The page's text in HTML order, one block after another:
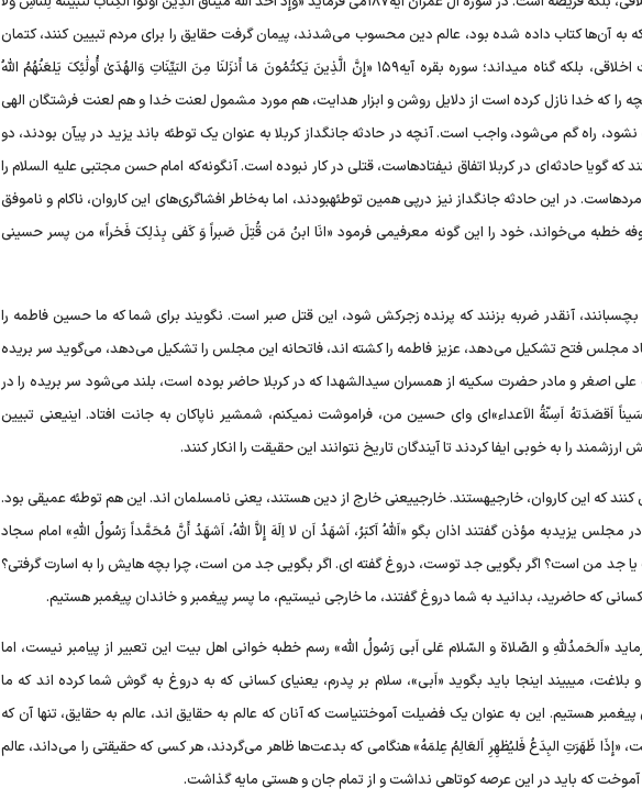
که به آن‌ها کتاب داده شده بود، عالم دین محسوب می‌شدند، پیمان گرفت حقایق را برای مردم تبیین کنند، کتمان
نکنند. قرآن کتمان حقایق را نه تنها یک رذیلت اخلاقی، بلکه گناه میداند؛ سوره بقره آیه۱۵۹ «إِنَّ الَّذِینَ یَکتُمُونَ مَا أَنزَلنَا مِنَ البَیِّنَاتِ وَالهُدَىٰ أُولَٰئِکَ یَلعَنُهُمُ اللَّهُ
را که خدا نازل کرده است از دلایل روشن و ابزار هدایت، هم مورد مشمول لعنت خدا و هم لعنت فرشتگان الهی
نشود، راه گم می‌شود، واجب است. آنچه در حادثه جانگداز کربلا به عنوان یک توطئه باند یزید در پیآن بودند، دو
گویا حادثه‌ای در کربلا اتفاق نیفتادهاست، قتلی در کار نبوده است. آنگونه‌که امام حسن مجتبی علیه السلام را
در این حادثه جانگداز نیز درپی همین توطئهبودند، اما به‌خاطر افشاگری‌های این کاروان، ناکام و ناموفق
خطبه می‌خواند، خود را این گونه معرفیمی فرمود «انَا ابنُ مَن قُتِلَ صَبراً وَ کَفی بِذلِکَ فَخراً» من پسر حسینی
آنقدر ضربه بزنند که پرنده زجرکش شود، این قتل صبر است. نگویند برای شما که ما حسین فاطمه را
مجلس فتح تشکیل می‌دهد، عزیز فاطمه را کشته اند، فاتحانه این مجلس را تشکیل می‌دهد، می‌گوید سر بریده
علی اصغر و مادر حضرت سکینه از همسران سیدالشهدا که در کربلا حاضر بوده است، بلند می‌شود سر بریده را در
اَقصَدَتهُ اَسِنّةُ الاَعداء»‌ای وای حسین من، فراموشت نمیکنم، شمشیر ناپاکان به جانت افتاد. اینیعنی تبیین
را به خوبی ایفا کردند تا آیندگان تاریخ نتوانند این حقیقت را انکار کنند.
که این کاروان، خارجیهستند. خارجییعنی خارج از دین هستند، یعنی نامسلمان اند. این هم توطئه عمیقی بود.
مجلس یزیدبه مؤذن گفتند اذان بگو «اَللّهُ اَکبَرُ، اَشهَدُ اَن لا اِلَهَ إِلاَّ اللّهُ، اَشهَدُ أَنَّ مُحَمَّداً رَسُولُ اللّهِ» امام سجاد
جد من است؟ اگر بگویی جد توست، دروغ گفته ای. اگر بگویی جد من است، چرا بچه هایش را به اسارت گرفتی؟
که حاضرید، بدانید به شما دروغ گفتند، ما خارجی نیستیم، ما پسر پیغمبر و خاندان پیغمبر هستیم.
«اَلحَمدُللهِ و الصّلاة و السّلام عَلی اَبی رَسُولُ الله» رسم خطبه خوانی اهل بیت این تعبیر از پیامبر نیست، اما
بلاغت، میبیند اینجا باید بگوید «اَبی»، سلام بر پدرم، یعنیای کسانی که به دروغ به گوش شما کرده اند که ما
هستیم. این به عنوان یک فضیلت آموختنیاست که آنان که عالم به حقایق اند، عالم به حقایق، تنها آن که
«إِذَا ظَهَرَتِ البِدَعُ فَلیُظهِرِ اَلعَالِمُ عِلمَهُ» هنگامی که بدعت‌ها ظاهر می‌گردند، هر کسی که حقیقتی را می‌داند، عالم
آموخت که باید در این عرصه کوتاهی نداشت و از تمام جان و هستی مایه گذاشت.